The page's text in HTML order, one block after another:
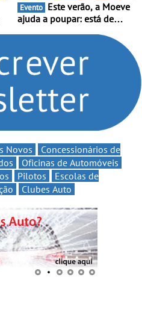
Evento
ajuda a poupar: está de
Volta” com descontos de
Novos
Concessionários de
Oficinas de Automóveis
Pilotos
Escolas de
Clubes Auto